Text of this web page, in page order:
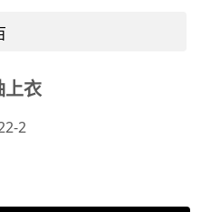
上衣
2